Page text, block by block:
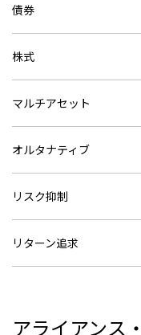
債券
株式
マルチアセット
オルタナティブ
リスク抑制
リターン追求
アライアンス